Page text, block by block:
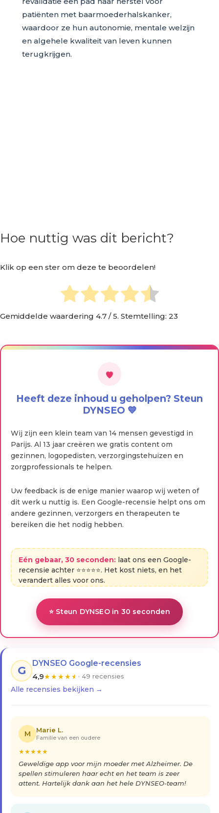
patiënten met baarmoederhalskanker,
waardoor ze hun autonomie, mentale welzijn
en algehele kwaliteit van leven kunnen
terugkrijgen.
Hoe nuttig was dit bericht?
Klik op een ster om deze te beoordelen!
Gemiddelde waardering 4.7 / 5. Stemtelling: 23
Heeft deze inhoud u geholpen? Steun
DYNSEO 💙
Wij zijn een klein team van 14 mensen gevestigd in
Parijs. Al 13 jaar creëren we gratis content om
gezinnen, logopedisten, verzorgingstehuizen en
zorgprofessionals te helpen.
Uw feedback is de enige manier waarop wij weten of
dit werk u nuttig is. Een Google-recensie helpt ons om
andere gezinnen, verzorgers en therapeuten te
bereiken die het nodig hebben.
Eén gebaar, 30 seconden: laat ons een Google-
recensie achter ⭐⭐⭐⭐⭐. Het kost niets, en het
verandert alles voor ons.
⭐ Steun DYNSEO in 30 seconden
G
DYNSEO Google-recensies
4,9★★★★★ · 49 recensies
Alle recensies bekijken →
M Marie L.
Familie van een oudere
★★★★★
Geweldige app voor mijn moeder met Alzheimer. De
spellen stimuleren haar echt en het team is zeer
attent. Hartelijk dank aan het hele DYNSEO-team!